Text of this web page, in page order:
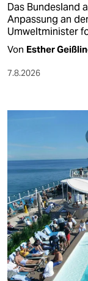
Das Bundesland
Anpassung an
Umweltminister
Von Esther
7.8.2026